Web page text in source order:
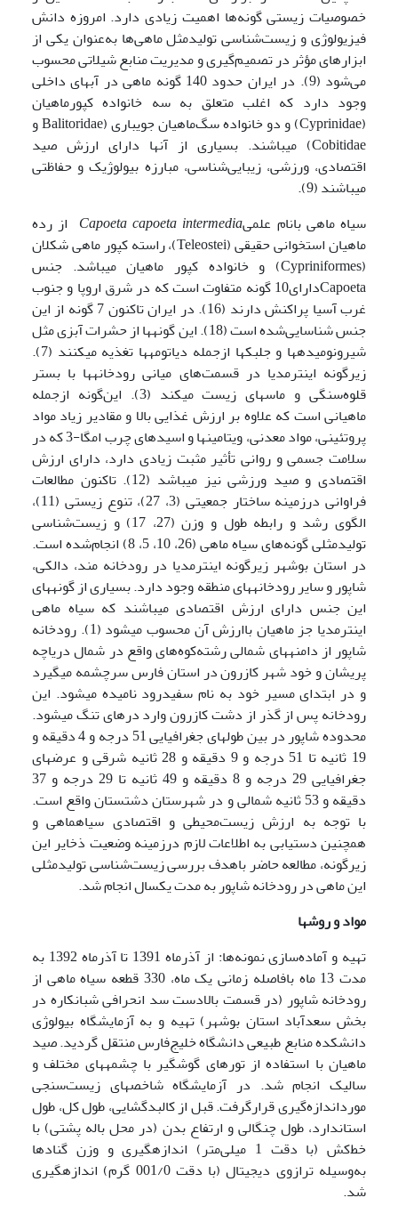
خصوصیات زیستی گونه‌ها اهمیت زیادی دارد. امروزه دانش
فیزیولوژی و زیست‌شناسی تولیدمثل ماهی‌ها به‌عنوان یکی از
ابزارهای مؤثر در تصمیم‌گیری و مدیریت منابع شیلاتی محسوب
می‌شود (9). در ایران حدود 140 گونه ماهی در آب­های داخلی
وجود دارد که اغلب متعلق به سه خانواده کپورماهیان
(Cyprinidae) و دو خانواده سگ‌ماهیان جویباری (Balitoridae و
Cobitidae) می­باشند. بسیاری از آنها دارای ارزش صید
اقتصادی، ورزشی، زیبایی‌شناسی، مبارزه بیولوژیک و حفاظتی
می­باشند (9).
سیاه ماهی بانام علمیCapoeta capoeta intermedia از رده
ماهیان استخوانی حقیقی (Teleostei)، راسته کپور ماهی شکلان
(Cypriniformes) و خانواده کپور ماهیان می‍باشد. جنس
Capoetaدارای10 گونه متفاوت است که در شرق اروپا و جنوب
غرب آسیا پراکنش دارند (16). در ایران تاکنون 7 گونه از این
جنس شناسایی‌شده است (18). این گونه­ها از حشرات آبزی مثل
شیرونومیده­ها و جلبک­ها ازجمله دیاتومه­ها تغذیه می­کنند (7).
زیرگونه اینترمدیا در قسمت‌های میانی رودخانه­ها با بستر
قلوه‌سنگی و ماسه­ای زیست می­کند (3). این‌گونه ازجمله
ماهیانی است که علاوه بر ارزش غذایی بالا و مقادیر زیاد مواد
پروتئینی، مواد معدنی، ویتامین­ها و اسیدهای چرب امگا-3 که در
سلامت جسمی و روانی تأثیر مثبت زیادی دارد، دارای ارزش
اقتصادی و صید ورزشی نیز می­باشد (12). تاکنون مطالعات
فراوانی درزمینه ساختار جمعیتی (3، 27)، تنوع زیستی (11)،
الگوی رشد و رابطه طول و وزن (27، 17) و زیست‌شناسی
تولیدمثلی گونه‌های سیاه ماهی (26، 10، 5، 8) انجام‌شده است.
در استان بوشهر زیرگونه اینترمدیا در رودخانه مند، دالکی،
شاپور و سایر رودخانه­های منطقه وجود دارد. بسیاری از گونه­های
این جنس دارای ارزش اقتصادی می­باشند که سیاه ماهی
اینترمدیا جز ماهیان باارزش آن محسوب می­شود (1). رودخانه
شاپور از دامنه­های شمالی رشته‌کوه‌های واقع در شمال دریاچه
پریشان و خود شهر کازرون در استان فارس سرچشمه می­گیرد
و در ابتدای مسیر خود به نام سفیدرود نامیده می­شود. این
رودخانه پس از گذر از دشت کازرون وارد دره­ای تنگ می­شود.
محدوده شاپور در بین طول­های جغرافیایی 51 درجه و 4 دقیقه و
19 ثانیه تا 51 درجه و 9 دقیقه و 28 ثانیه شرقی و عرض­های
جغرافیایی 29 درجه و 8 دقیقه و 49 ثانیه تا 29 درجه و 37
دقیقه و 53 ثانیه شمالی و در شهرستان دشتستان واقع است.
با توجه به ارزش زیست‌محیطی و اقتصادی سیاه­ماهی و
همچنین دستیابی به اطلاعات لازم درزمینه وضعیت ذخایر این
زیرگونه، مطالعه حاضر باهدف بررسی زیست‌شناسی تولیدمثلی
این ماهی در رودخانه شاپور به مدت یکسال انجام شد.
مواد و روشها
تهیه و آماده‌سازی نمونه‌ها: از آذرماه 1391 تا آذرماه 1392 به
مدت 13 ماه بافاصله زمانی یک ماه، 330 قطعه سیاه ماهی از
رودخانه شاپور (در قسمت بالادست سد انحرافی شبانکاره در
بخش سعدآباد استان بوشهر) تهیه و به آزمایشگاه بیولوژی
دانشکده منابع طبیعی دانشگاه خلیج‌فارس منتقل گردید. صید
ماهیان با استفاده از تورهای گوشگیر با چشمه­های مختلف و
سالیک انجام ‌شد. در آزمایشگاه شاخص­های زیست‌سنجی
مورداندازه‌گیری قرارگرفت. قبل از کالبدگشایی، طول کل، طول
استاندارد، طول چنگالی و ارتفاع بدن (در محل باله پشتی) با
خط‌کش (با دقت 1 میلی‌متر) اندازه­گیری و وزن گنادها
به‌وسیله ترازوی دیجیتال (با دقت 001/0 گرم) اندازه­گیری
شد.